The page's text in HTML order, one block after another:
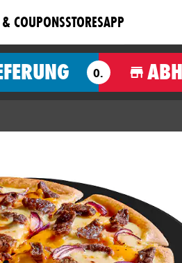
COUPONSSTORESAPP
O.